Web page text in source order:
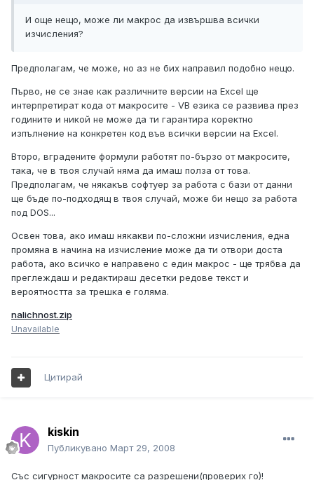
И още нещо, може ли макрос да извършва всички
изчисления?
Предполагам, че може, но аз не бих направил подобно нещо.
Първо, не се знае как различните версии на Excel ще
интерпретират кода от макросите - VB езика се развива през
годините и никой не може да ти гарантира коректно
изпълнение на конкретен код във всички версии на Excel.
Второ, вградените формули работят по-бързо от макросите,
така, че в твоя случай няма да имаш полза от това.
Предполагам, че някакъв софтуер за работа с бази от данни
ще бъде по-подходящ в твоя случай, може би нещо за работа
под DOS...
Освен това, ако имаш някакви по-сложни изчисления, една
промяна в начина на изчисление може да ти отвори доста
работа, ако всичко е направено с един макрос - ще трябва да
преглеждаш и редактираш десетки редове текст и
вероятността за трешка е голяма.
nalichnost.zip
Unavailable
Цитирай
kiskin
Публикувано Март 29, 2008
Със сигурност макросите са разрешени(проверих го)!